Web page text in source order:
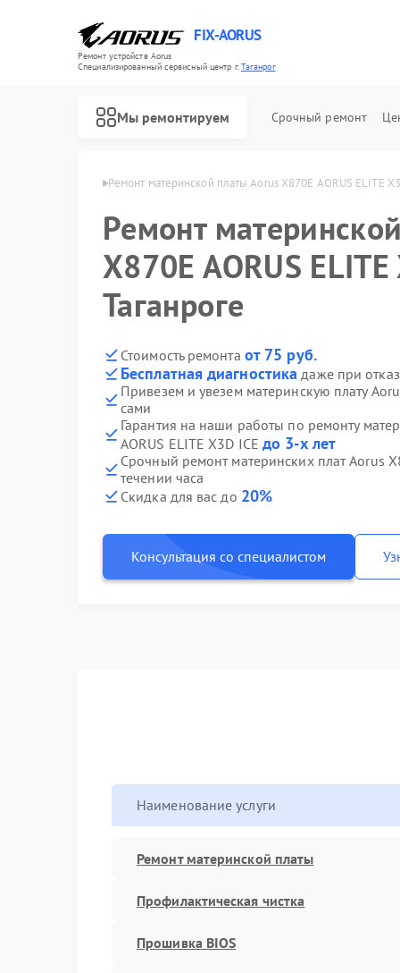
FIX-AORUS
Ремонт устройств Aorus
Специализированный cервисный центр г.Таганрог
Мы ремонтируем Срочный ремонт
Ремонт материнской платы Aorus X870E AORUS ELITE
Ремонт
X870E AORUS ELITE
Таганроге
Стоимость ремонта от 75 руб.
Бесплатная диагностика даже при
Привезем и увезем материнскую плату
сами
Гарантия на наши работы по ремонту
AORUS ELITE X3D ICE до 3-х лет
Срочный ремонт материнских плат Aorus
течении часа
Скидка для вас до 20%
Консультация со специалистом
Наименование услуги
Ремонт материнской платы
Профилактическая чистка
Прошивка BIOS